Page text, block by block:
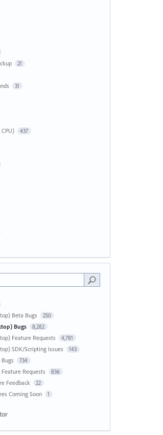
21
31
437
Beta Bugs 250
Bugs 8,282
Feature Requests 4,781
SDK/Scripting Issues 143
734
Requests 836
Feedback 22
Coming Soon 1